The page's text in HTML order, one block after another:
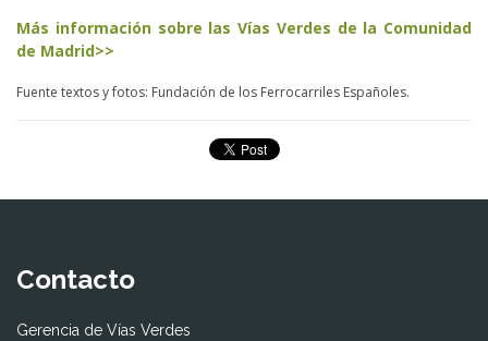
Más información sobre las Vías Verdes de la Comunidad
de Madrid>>
Fuente textos y fotos: Fundación de los Ferrocarriles Españoles.
Contacto
Gerencia de Vías Verdes